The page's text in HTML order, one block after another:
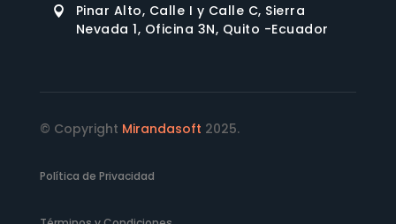

Pinar Alto, Calle I y Calle C, Sierra
Nevada 1, Oficina 3N, Quito -Ecuador
© Copyright Mirandasoft 2025.
Política de Privacidad